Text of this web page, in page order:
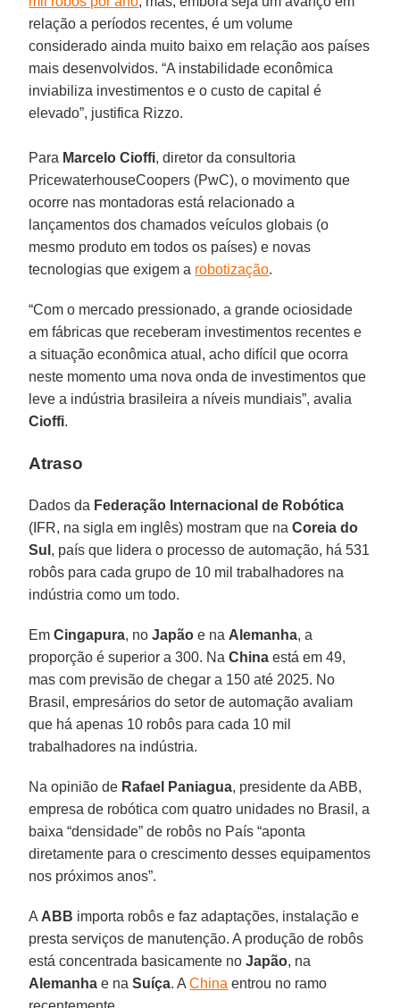
relação a períodos recentes, é um volume
considerado ainda muito baixo em relação aos países
mais desenvolvidos. “A instabilidade econômica
inviabiliza investimentos e o custo de capital é
elevado”, justifica Rizzo.
Para Marcelo Cioffi, diretor da consultoria
PricewaterhouseCoopers (PwC), o movimento que
ocorre nas montadoras está relacionado a
lançamentos dos chamados veículos globais (o
mesmo produto em todos os países) e novas
tecnologias que exigem a robotização.
“Com o mercado pressionado, a grande ociosidade
em fábricas que receberam investimentos recentes e
a situação econômica atual, acho difícil que ocorra
neste momento uma nova onda de investimentos que
leve a indústria brasileira a níveis mundiais”, avalia
Cioffi.
Atraso
Dados da Federação Internacional de Robótica
(IFR, na sigla em inglês) mostram que naCoreia do
Sul , país que lidera o processo de automação, há 531
robôs para cada grupo de 10 mil trabalhadores na
indústria como um todo.
EmCingapura, noJapão e na Alemanha, a
proporção é superior a 300. NaChina está em 49,
mas com previsão de chegar a 150 até 2025. No
Brasil, empresários do setor de automação avaliam
que há apenas 10 robôs para cada 10 mil
trabalhadores na indústria.
Na opinião de Rafael Paniagua, presidente da ABB,
empresa de robótica com quatro unidades no Brasil, a
baixa “densidade” de robôs no País “aponta
diretamente para o crescimento desses equipamentos
nos próximos anos”.
A ABB importa robôs e faz adaptações, instalação e
presta serviços de manutenção. A produção de robôs
está concentrada basicamente noJapão, na
Alemanha e naSuíça. AChina entrou no ramo